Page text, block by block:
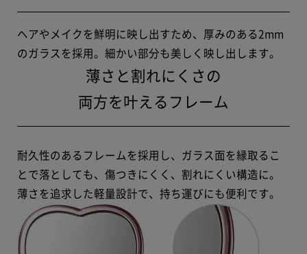
ヘアやメイクを鮮明に映し出すため、厚みのある2mm
のガラスを採用。細かい部分も美しく映し出します。
薄さと割れにくさの
両方を叶えるフレーム
耐久性のあるフレームを採用し、ガラス面を縁取るこ
とで落としても、傷つきにくく、割れにくい構造に。
薄さを追求した軽量設計で、持ち運びにも便利です。